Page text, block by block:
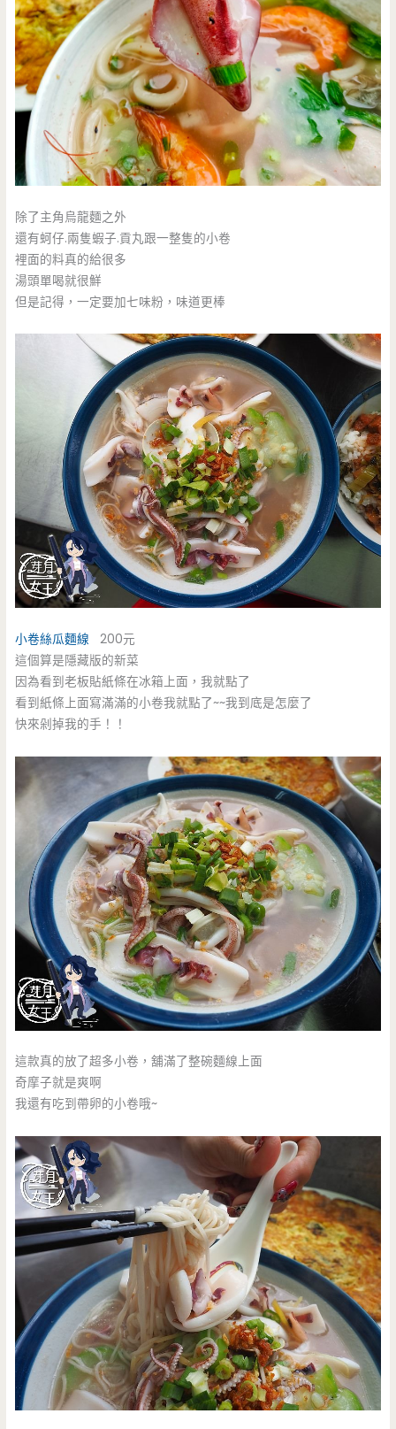
除了主角烏龍麵之外
還有蚵仔.兩隻蝦子.貢丸跟一整隻的小卷
裡面的料真的給很多
湯頭單喝就很鮮
但是記得，一定要加七味粉，味道更棒
小卷絲瓜麵線 200元
這個算是隱藏版的新菜
因為看到老板貼紙條在冰箱上面，我就點了
看到紙條上面寫滿滿的小卷我就點了~~我到底是怎麼了
快來剁掉我的手！！
這款真的放了超多小卷，舖滿了整碗麵線上面
奇摩子就是爽啊
我還有吃到帶卵的小卷哦~